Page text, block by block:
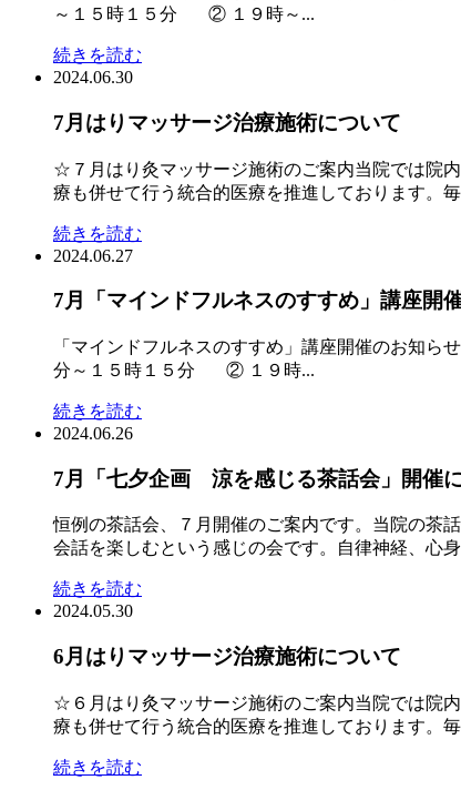
～１５時１５分 ② １９時～...
続きを読む
2024.06.30
7月はりマッサージ治療施術について
☆７月はり灸マッサージ施術のご案内当院では院
療も併せて行う統合的医療を推進しております。
続きを読む
2024.06.27
7月「マインドフルネスのすすめ」講座開
「マインドフルネスのすすめ」講座開催のお知
分～１５時１５分 ② １９時...
続きを読む
2024.06.26
7月「七夕企画 涼を感じる茶話会」開催
恒例の茶話会、７月開催のご案内です。当院の茶
会話を楽しむという感じの会です。自律神経、心
続きを読む
2024.05.30
6月はりマッサージ治療施術について
☆６月はり灸マッサージ施術のご案内当院では院
療も併せて行う統合的医療を推進しております。
続きを読む